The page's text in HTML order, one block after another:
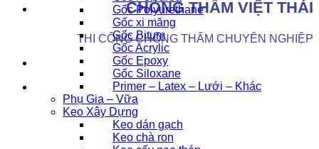
CHỐNG THẤM VIỆT THÁI
THI CÔNG CHỐNG THẤM CHUYÊN NGHIỆP
Gốc Polyurethane
Gốc xi măng
Gốc Bitum
Gốc Acrylic
Gốc Epoxy
Gốc Siloxane
Primer – Latex – Lưới – Khác
Phụ Gia – Vữa
Keo Xây Dựng
Keo dán gạch
Keo chà ron